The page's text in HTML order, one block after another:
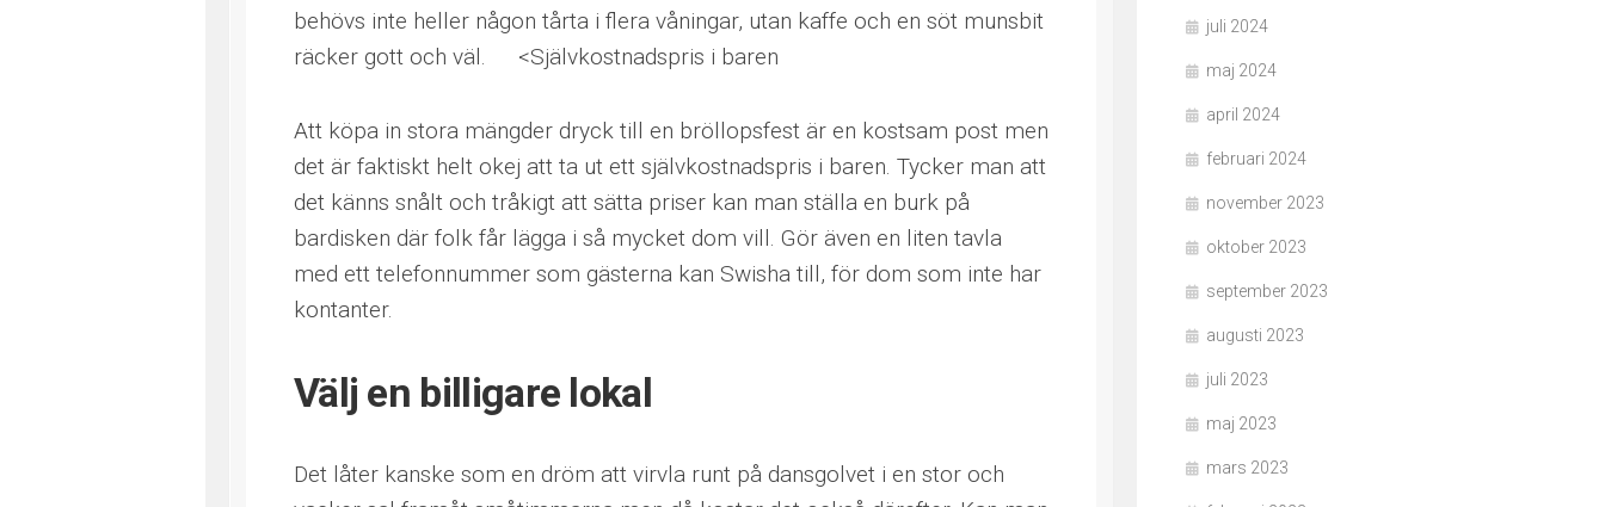
behövs inte heller någon tårta i flera våningar, utan kaffe och en söt munsbit
räcker gott och väl. <Självkostnadspris i baren
Att köpa in stora mängder dryck till en bröllopsfest är en kostsam post men
det är faktiskt helt okej att ta ut ett självkostnadspris i baren. Tycker man att
det känns snålt och tråkigt att sätta priser kan man ställa en burk på
bardisken där folk får lägga i så mycket dom vill. Gör även en liten tavla
med ett telefonnummer som gästerna kan Swisha till, för dom som inte har
kontanter.
Välj en billigare lokal
Det låter kanske som en dröm att virvla runt på dansgolvet i en stor och
juli 2024
maj 2024
april 2024
februari 2024
november 2023
oktober 2023
september 2023
augusti 2023
juli 2023
maj 2023
mars 2023